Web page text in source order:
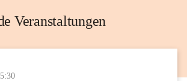
Veranstaltungen